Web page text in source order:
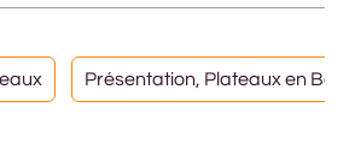
Présentation, Plateaux en Bois